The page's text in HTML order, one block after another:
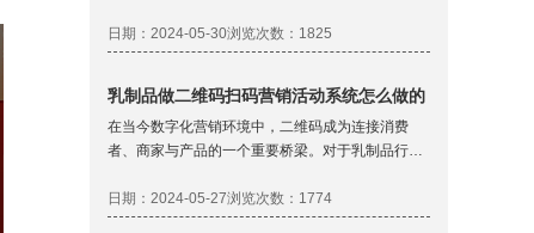
制这一现象，越来越多的企业通过防窜货管理系统
防止经销商窜货。本文将详细探讨防窜货管理系统
日期：2024-05-30浏览次数：1825
乳制品做二维码扫码营销活动系统怎么做的
在当今数字化营销环境中，二维码成为连接消费
者、商家与产品的一个重要桥梁。对于乳制品行业
动，增加消费者参与度，同时激励商家更积极地推
广产品。下面我们一起来看看是怎么做的。
日期：2024-05-27浏览次数：1774